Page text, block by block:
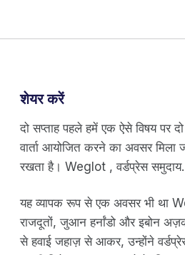
दो सप्ताह पहले हमें एक ऐसे विषय पर
वार्ता आयोजित करने का अवसर मिला
रखता है। Weglot , वर्डप्रेस समुदाय.
यह व्यापक रूप से एक अवसर भी था
राजदूतों, जुआन हर्नांडो और इबोन
से हवाई जहाज़ से आकर, उन्होंने
शेयर करें